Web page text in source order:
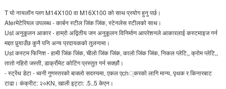
T यो नायलॉन प्लग M14X100 वा M16X100 को साथ प्रयोग हुनु पर्छ।
Aterमेटेरियल उपलब्ध - कार्बन स्टील जिंक जिंक, स्टेनलेस स्टीलको साथ।
Ust अनुकूलन आकार - हाम्रो अद्वितीय जन अनुकूलन विनिर्माण आपरेशनले आकारलाई कस्टमाइज गर्न
मद्दत पुर्‍याउँछ कुनै पनि अन्य प्रदायकको तुलनामा।
Ust कस्टम फिनिश - हामी जिंक जिंक, चीलो जिंक जिंक, कालो जिंक जिंक, निकल प्लेटि,, क्रोम प्लेटि,,
तातो गहिरो जस्ती, डार्क्रोमेट कोटिंग प्रस्तुत गर्न सक्छौं।
- स्ट्रेंथ डेटा - ध्वनी गुणस्तरको बाक्लो सदस्यमा, एकल एch्करको लागि मान्य, पृथक र किनारबाट
टाढा। कंक्रीट: २०KN, खाली इट्टा: .5..5 केएन।